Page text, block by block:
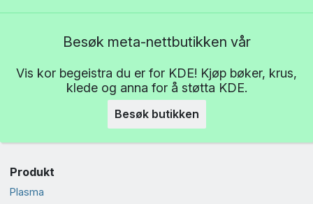
Besøk meta-nettbutikken vår
Vis kor begeistra du er for KDE! Kjøp bøker, krus,
klede og anna for å støtta KDE.
Besøk butikken
Produkt
Plasma